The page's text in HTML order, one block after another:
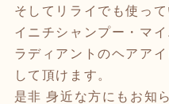
そしてリライでも使っ
イニチシャンプー・マ
ラディアントのヘアア
して頂けます。
是非 身近な方にもお知